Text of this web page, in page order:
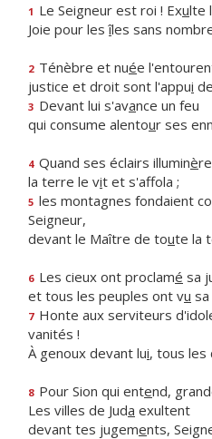
1 Le Seigneur est roi ! Exulte
Joie pour lesîles sans
2 Ténèbre et nuée
justice et droit sont l'appui
3 Devant lui s'avance un feu
qui consume alentour ses
4 Quand ses éclairs illuminè
la terre le vit et s'affola ;
5 les montagnes fondaient
Seigneur,
devant le Maître de toute la
6 Les cieux ont proclamé sa
et tous les peuples ont vu
7 Honte aux serviteurs
vanités !
À genoux devant lui, tous les
8 Pour Sion qui entend,
Les villes de Juda exultent
devant tes jugements,